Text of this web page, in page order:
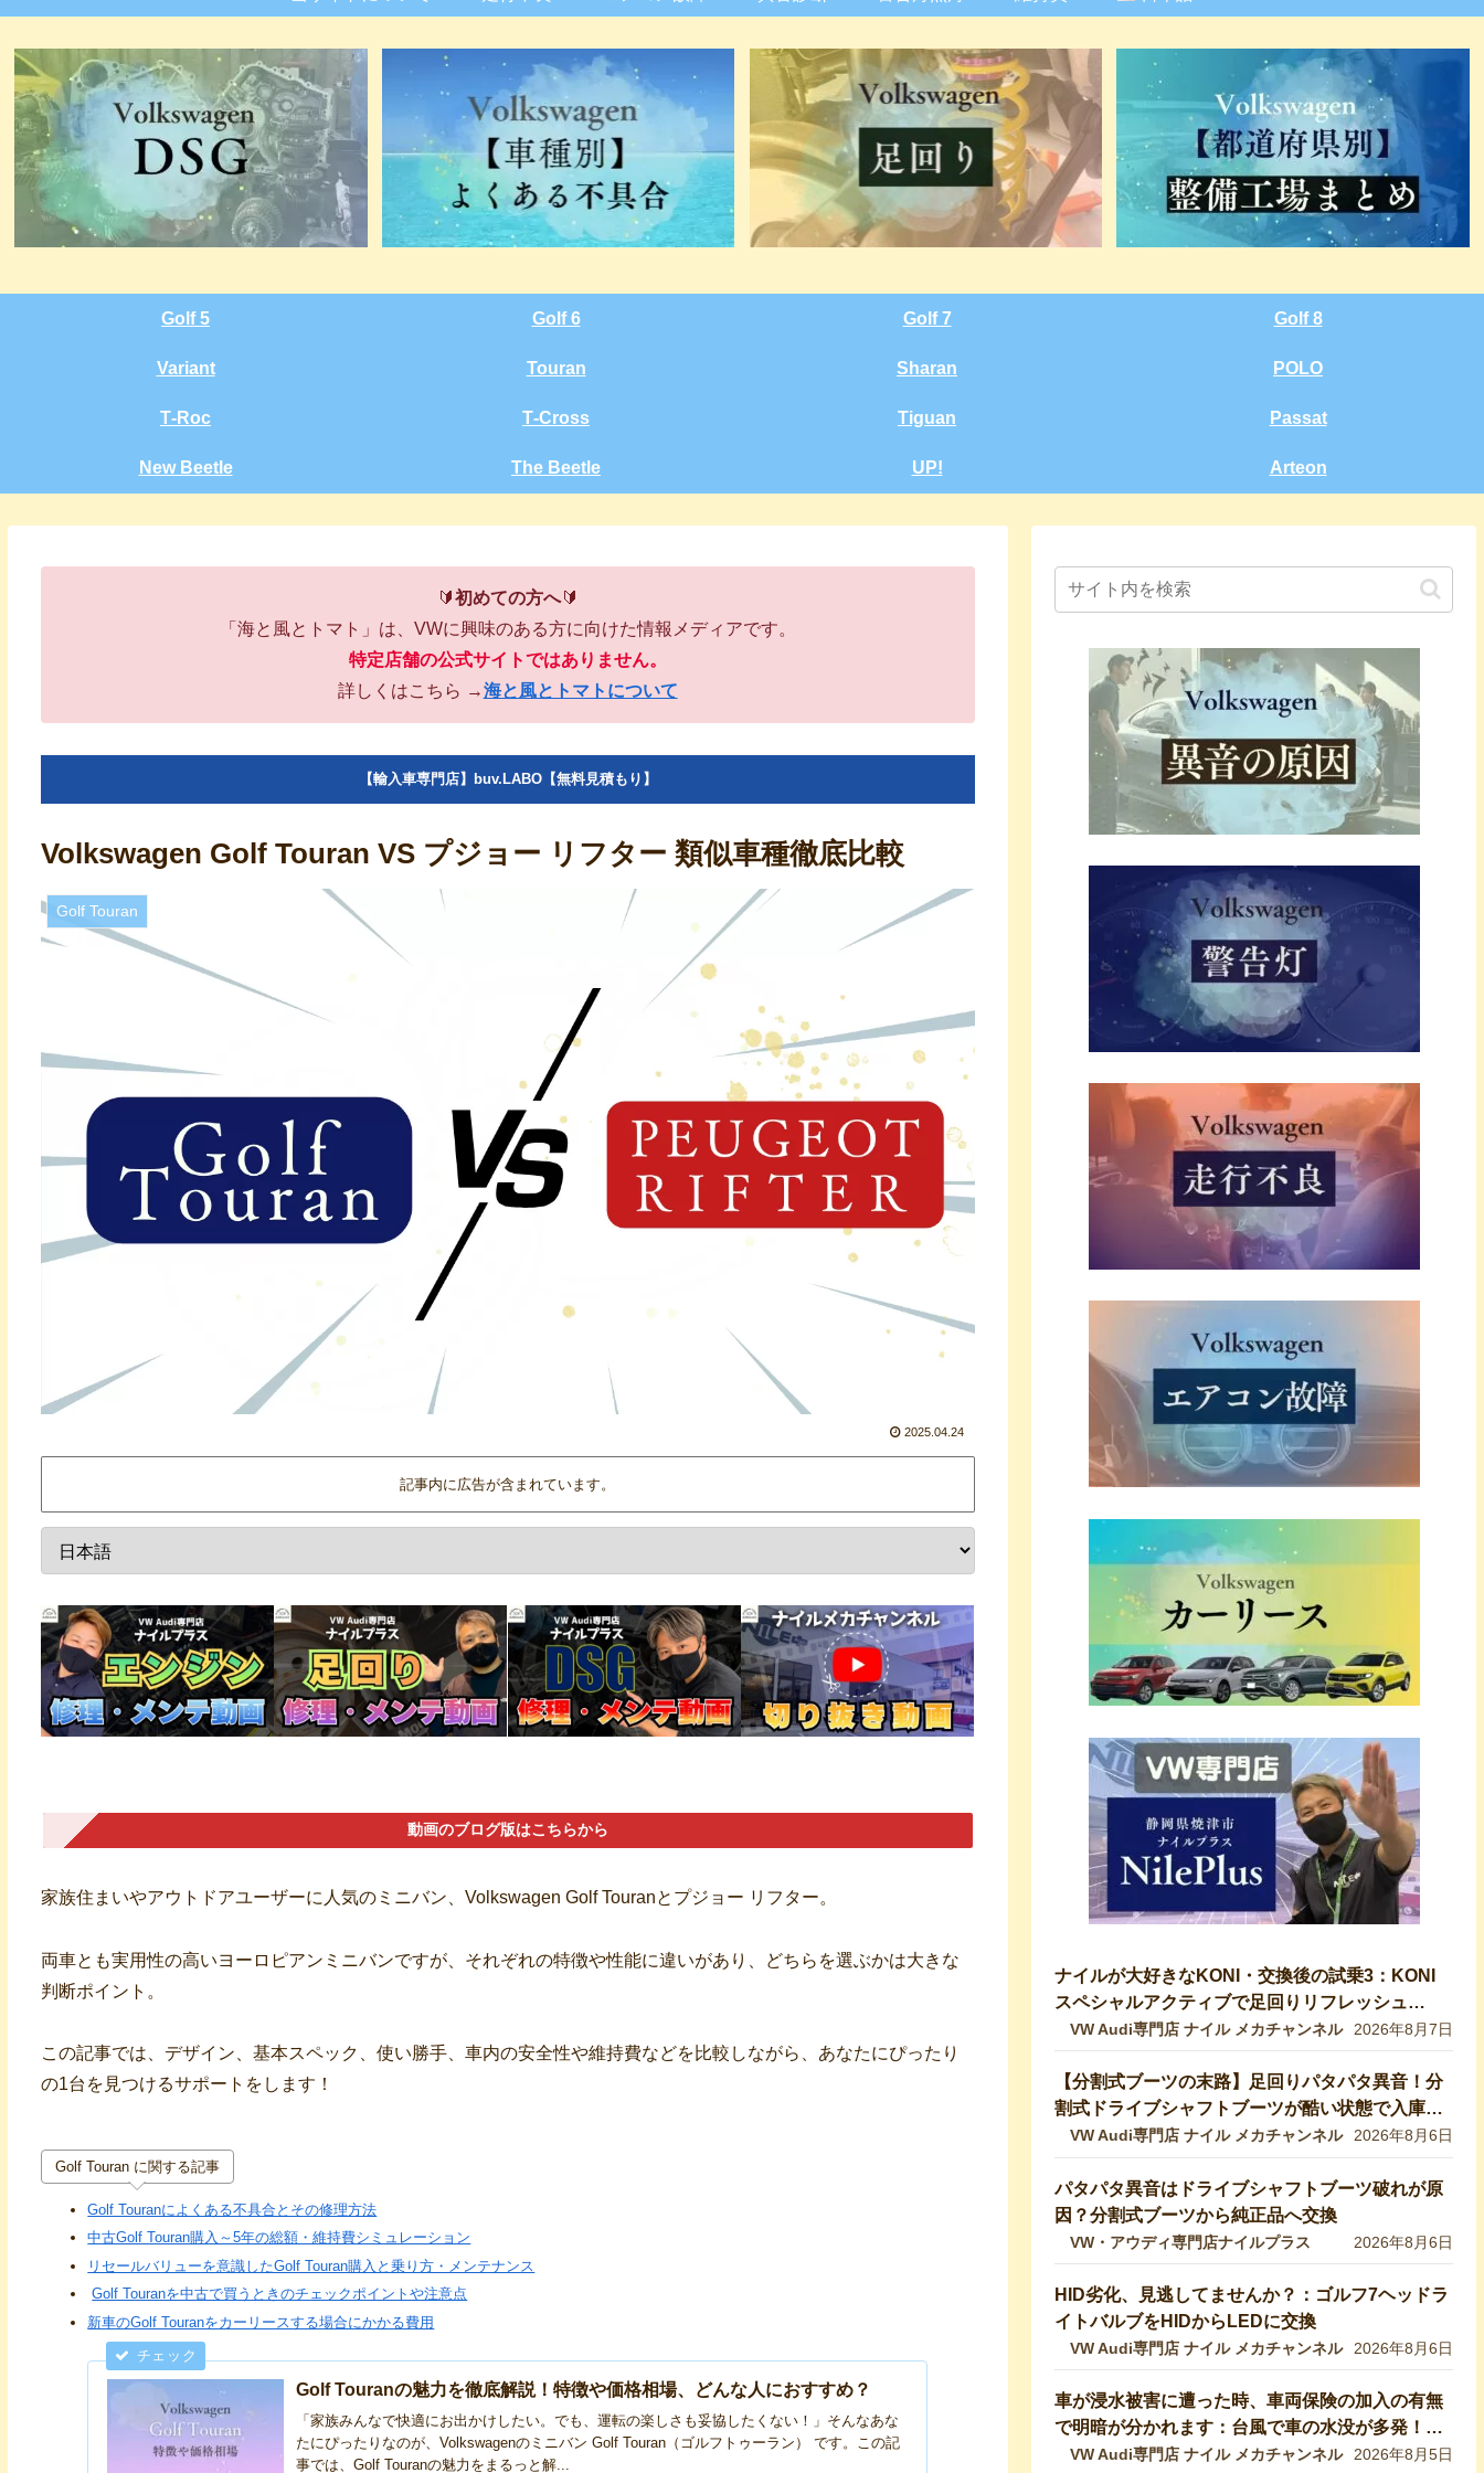
Golf 5 Golf 6 Golf 7 Golf 8
Variant Touran Sharan POLO
T‑Roc T‑Cross Tiguan Passat
New Beetle The Beetle UP! Arteon
🔰初めての方へ🔰
「海と風とトマト」は、VWに興味のある方に向けた情報メディアです。
特定店舗の公式サイトではありません。
詳しくはこちら →海と風とトマトについて
【輸入車専門店】buv.LABO【無料見積もり】
Volkswagen Golf Touran VS プジョー リフター 類似車種徹底比較
Golf Touran
2025.04.24
記事内に広告が含まれています。
動画のブログ版はこちらから
家族住まいやアウトドアユーザーに人気のミニバン、Volkswagen Golf Touranとプジョー リフター。
両車とも実用性の高いヨーロピアンミニバンですが、それぞれの特徴や性能に違いがあり、どちらを選ぶかは大きな
判断ポイント。
この記事では、デザイン、基本スペック、使い勝手、車内の安全性や維持費などを比較しながら、あなたにぴったり
の1台を見つけるサポートをします！
Golf Touran に関する記事
Golf Touranによくある不具合とその修理方法
中古Golf Touran購入～5年の総額・維持費シミュレーション
リセールバリューを意識したGolf Touran購入と乗り方・メンテナンス
Golf Touranを中古で買うときのチェックポイントや注意点
新車のGolf Touranをカーリースする場合にかかる費用
Golf Touranの魅力を徹底解説！特徴や価格相場、どんな人におすすめ？
「家族みんなで快適にお出かけしたい。でも、運転の楽しさも妥協したくない！」そんなあな
たにぴったりなのが、Volkswagenのミニバン Golf Touran（ゴルフトゥーラン） です。この記
事では、Golf Touranの魅力をまるっと解...
ナイルが大好きなKONI・交換後の試乗3：KONI
スペシャルアクティブで足回りリフレッシュ
【VW修理・メンテ】
VW Audi専門店 ナイル メカチャンネル 2026年8月7日
【分割式ブーツの末路】足回りパタパタ異音！分
割式ドライブシャフトブーツが酷い状態で入庫し
ました！純正ブーツに交換修理します【VW 9Nポ
ロ】
VW Audi専門店 ナイル メカチャンネル 2026年8月6日
パタパタ異音はドライブシャフトブーツ破れが原
因？分割式ブーツから純正品へ交換
VW・アウディ専門店ナイルプラス 2026年8月6日
HID劣化、見逃してませんか？：ゴルフ7ヘッドラ
イトバルブをHIDからLEDに交換
VW Audi専門店 ナイル メカチャンネル 2026年8月6日
車が浸水被害に遭った時、車両保険の加入の有無
で明暗が分かれます：台風で車の水没が多発！冠
水車の見分け方や注意ポイントをVW専門店が解
VW Audi専門店 ナイル メカチャンネル 2026年8月5日